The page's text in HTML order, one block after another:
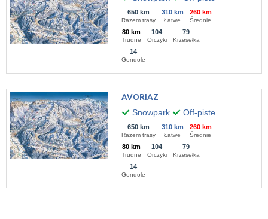
650 km
Razem trasy
310 km
Łatwe
260 km
Średnie
80 km
Trudne
104
Orczyki
79
Krzesełka
14
Gondole
AVORIAZ
Snowpark
Off-piste
650 km
Razem trasy
310 km
Łatwe
260 km
Średnie
80 km
Trudne
104
Orczyki
79
Krzesełka
14
Gondole